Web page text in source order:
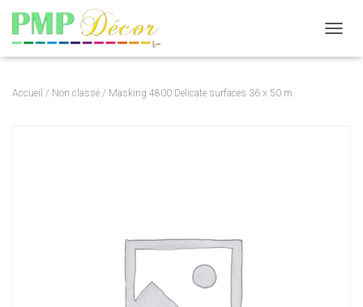
Accueil / Non classé / Masking 4800 Delicate surfaces 36 x 50 m